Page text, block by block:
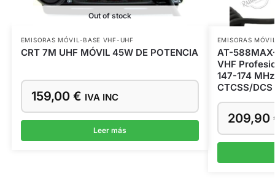
Out of stock
EMISORAS MÓVIL-BASE VHF-UHF
CRT 7M UHF MÓVIL 45W DE POTENCIA
159,00 € IVA INC
Leer más
EMISORAS
AT-
VHF
147-174
CTCSS/DCS
209,90